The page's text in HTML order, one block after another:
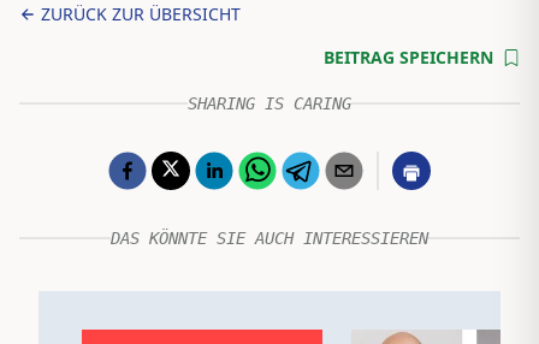
ZURÜCK ZUR ÜBERSICHT
BEITRAG SPEICHERN
SHARING IS CARING
DAS KÖNNTE SIE AUCH INTERESSIEREN